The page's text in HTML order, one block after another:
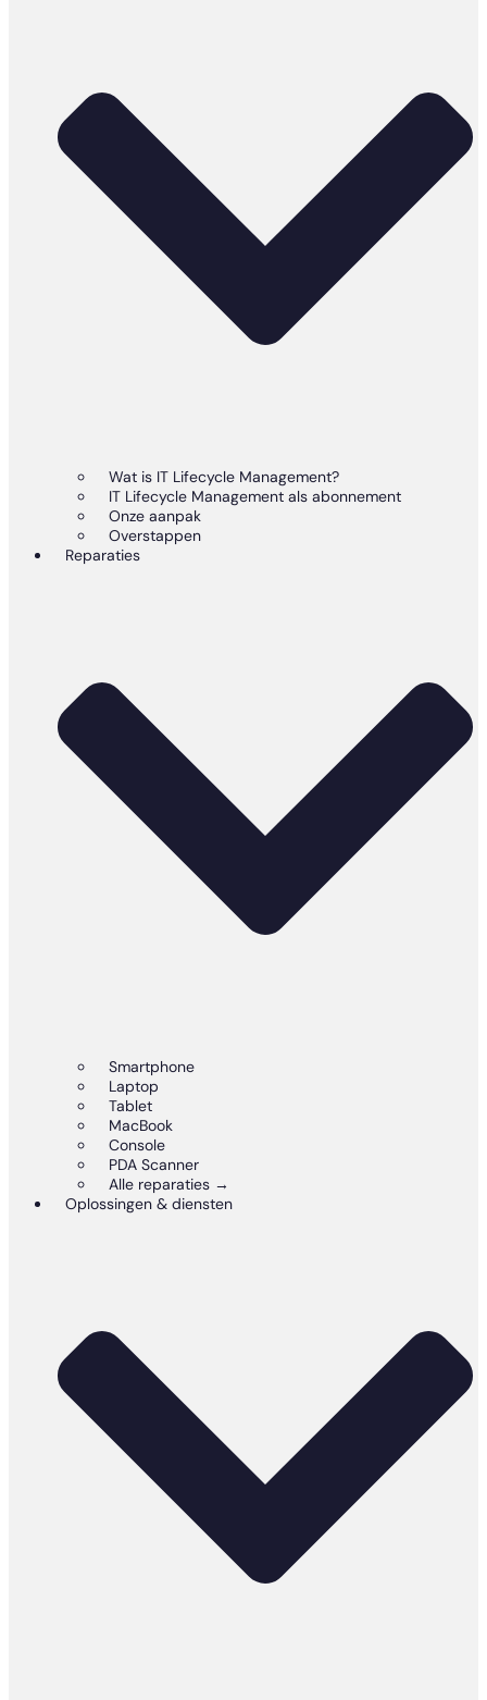
Wat is IT Lifecycle Management?
IT Lifecycle Management als abonnement
Onze aanpak
Overstappen
Reparaties
Smartphone
Laptop
Tablet
MacBook
Console
PDA Scanner
Alle reparaties →
Oplossingen & diensten